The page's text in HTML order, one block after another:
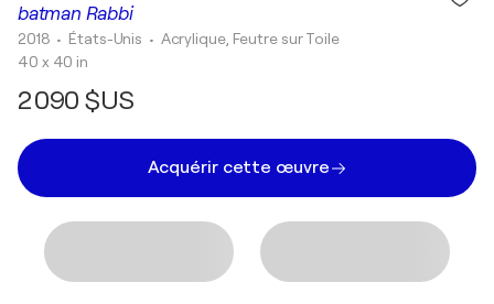
batman Rabbi
2018 • États-Unis • Acrylique, Feutre sur Toile
40 x 40 in
2 090 $US
Acquérir cette œuvre